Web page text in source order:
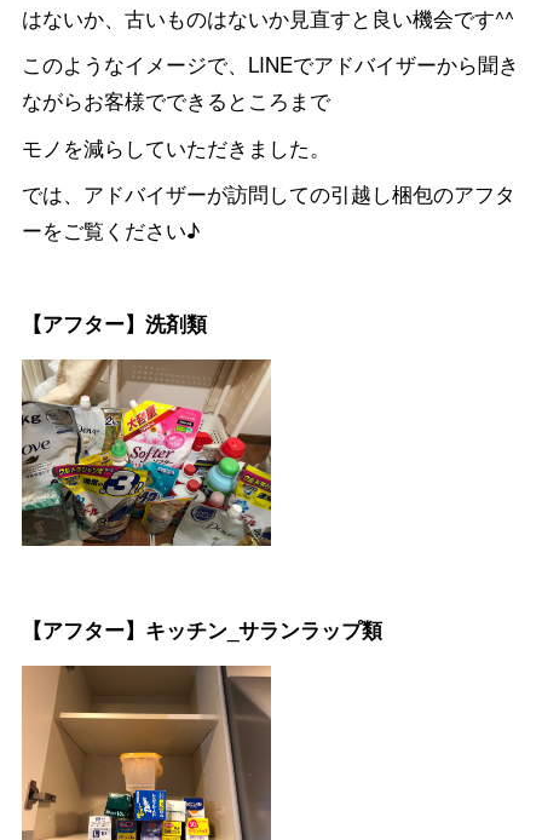
はないか、古いものはないか見直すと良い機会です^^
このようなイメージで、LINEでアドバイザーから聞き
ながらお客様でできるところまで
モノを減らしていただきました。
では、アドバイザーが訪問しての引越し梱包のアフタ
ーをご覧ください♪
【アフター】洗剤類
【アフター】キッチン_サランラップ類